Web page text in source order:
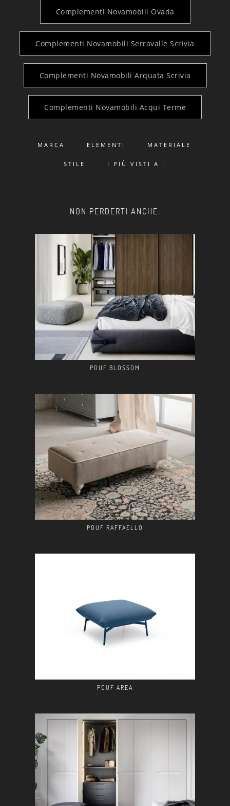
Complementi Novamobili Ovada
Complementi Novamobili Serravalle Scrivia
Complementi Novamobili Arquata Scrivia
Complementi Novamobili Acqui Terme
MARCA ELEMENTI MATERIALE
STILE I PIÙ VISTI A :
NON PERDERTI ANCHE:
POUF BLOSSOM
POUF RAFFAELLO
POUF AREA